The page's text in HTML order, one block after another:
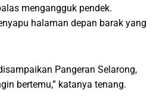
mengangguk pendek.
halaman depan barak yang
Pangeran Selarong,
bertemu,” katanya tenang.